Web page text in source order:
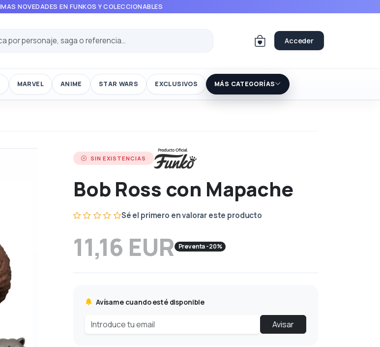
NOVEDADES EN FUNKOS Y COLECCIONABLES
Acceder
MARVEL ANIME STAR WARS EXCLUSIVOS MÁS CATEGORÍAS
SIN EXISTENCIAS
Bob Ross con Mapache
Sé el primero en valorar este producto
11,16 EUR Preventa -20%
Avísame cuando esté disponible
Avisar